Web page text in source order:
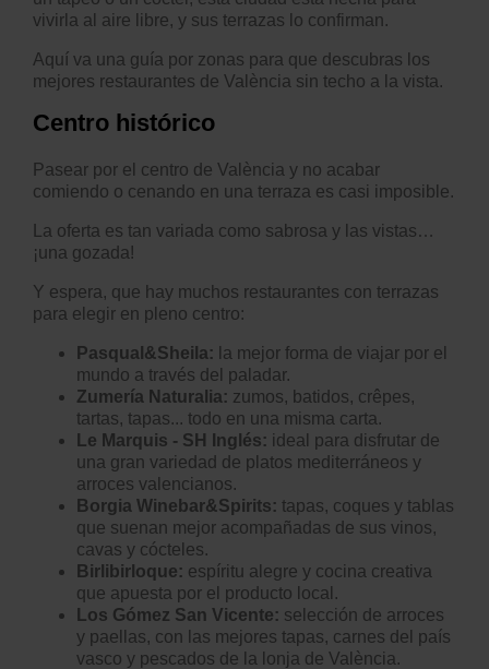
vivirla al aire libre, y sus terrazas lo confirman.
Aquí va una guía por zonas para que descubras los
mejores restaurantes de València sin techo a la vista.
Centro histórico
Pasear por el centro de València y no acabar
comiendo o cenando en una terraza es casi imposible.
La oferta es tan variada como sabrosa y las vistas…
¡una gozada!
Y espera, que hay muchos restaurantes con terrazas
para elegir en pleno centro:
Pasqual&Sheila: la mejor forma de viajar por el
mundo a través del paladar.
Zumería Naturalia: zumos, batidos, crêpes,
tartas, tapas... todo en una misma carta.
Le Marquis - SH Inglés: ideal para disfrutar de
una gran variedad de platos mediterráneos y
arroces valencianos.
Borgia Winebar&Spirits: tapas, coques y tablas
que suenan mejor acompañadas de sus vinos,
cavas y cócteles.
Birlibirloque: espíritu alegre y cocina creativa
que apuesta por el producto local.
Los Gómez San Vicente: selección de arroces
y paellas, con las mejores tapas, carnes del país
vasco y pescados de la lonja de València.